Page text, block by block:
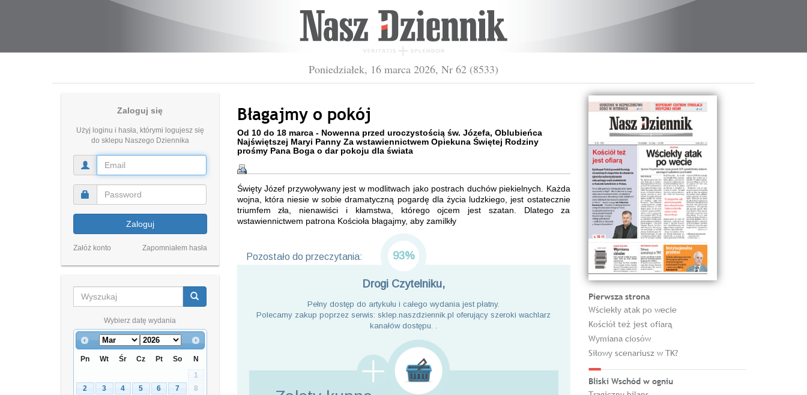
Poniedziałek, 16 marca 2026, Nr 62 (8533)
Zaloguj się
Użyj loginu i hasła, którymi logujesz się
do sklepu Naszego Dziennika
Zaloguj
Załóż konto Zapomniałem hasła
Wybierz datę wydania
Pn Wt Śr Cz Pt So
N
1
2
3 4 5 6 7
8
Błagajmy o pokój
Od 10 do 18 marca - Nowenna przed uroczystością św. Józefa, Oblubieńca
Najświętszej Maryi Panny Za wstawiennictwem Opiekuna Świętej Rodziny
prośmy Pana Boga o dar pokoju dla świata
Święty Józef przywoływany jest w modlitwach jako postrach duchów piekielnych. Każda
wojna, która niesie w sobie dramatyczną pogardę dla życia ludzkiego, jest ostatecznie
triumfem zła, nienawiści i kłamstwa, którego ojcem jest szatan. Dlatego za
wstawiennictwem patrona Kościoła błagajmy, aby zamilkły
Pozostało do przeczytania: 93%
Drogi Czytelniku,
Pełny dostęp do artykułu i całego wydania jest płatny.
Polecamy zakup poprzez serwis: sklep.naszdziennik.pl oferujący szeroki wachlarz
kanałów dostępu. .
Pierwsza strona
Wściekły atak po wecie
Kościół też jest ofiarą
Wymiana ciosów
Siłowy scenariusz w TK?
Bliski Wschód w ogniu